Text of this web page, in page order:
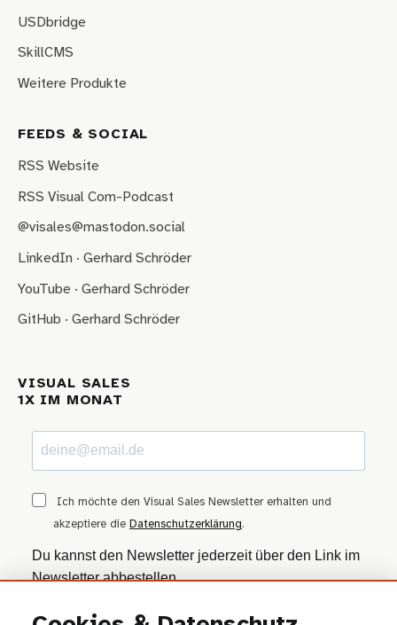
USDbridge
SkillCMS
Weitere Produkte
FEEDS & SOCIAL
RSS Website
RSS Visual Com-Podcast
@visales@mastodon.social
LinkedIn · Gerhard Schröder
YouTube · Gerhard Schröder
GitHub · Gerhard Schröder
VISUAL SALES
1X IM MONAT
Ich möchte den Visual Sales Newsletter erhalten und
akzeptiere die Datenschutzerklärung.
Du kannst den Newsletter jederzeit über den Link im
Newsletter abbestellen.